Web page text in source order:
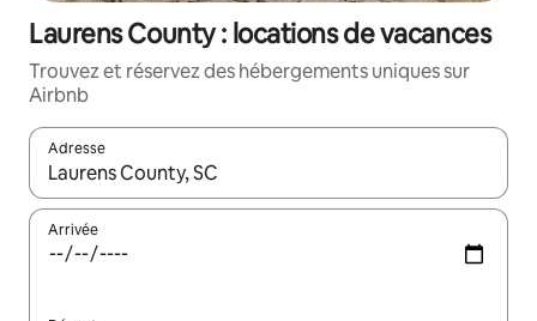
Laurens County : locations de vacances
Trouvez et réservez des hébergements uniques sur
Airbnb
Adresse
Lorsque les résultats s'affichent, utilisez les flèches vers le
Arrivée